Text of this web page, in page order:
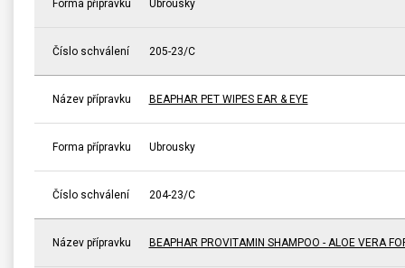
Forma přípravku Ubrousky
Číslo schválení 205-23/C
Název přípravku BEAPHAR PET WIPES EAR & EYE
Forma přípravku Ubrousky
Číslo schválení 204-23/C
Název přípravku BEAPHAR PROVITAMIN SHAMPOO - ALOE VERA